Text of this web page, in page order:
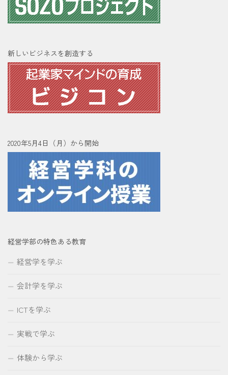
新しいビジネスを創造する
2020年5月4日（月）から開始
経営学部の特色ある教育
経営学を学ぶ
会計学を学ぶ
ICTを学ぶ
実戦で学ぶ
体験から学ぶ